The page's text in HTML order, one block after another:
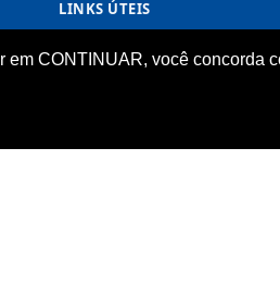
CONTINUAR, você concorda
LINKS ÚTEIS
Fecomércio